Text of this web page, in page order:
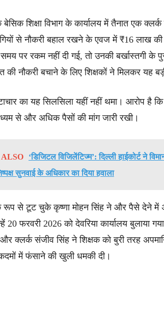
शिक्षा विभाग के कार्यालय में तैनात एक
से नौकरी बहाल रखने के एवज में ₹16 लाख की
पर रकम नहीं दी गई, तो उनकी बर्खास्तगी के
की नौकरी बचाने के लिए शिक्षकों ने मिलकर यह
का यह सिलसिला यहीं नहीं थमा। आरोप है
से और अधिक पैसों की मांग जारी रखी।
‘डिजिटल विजिलेंटिज्म’: दिल्ली हाईकोर्ट ने
सुनवाई के अधिकार का दिया हवाला
रूप से टूट चुके कृष्णा मोहन सिंह ने और पैसे देने में
20 फरवरी 2026 को देवरिया कार्यालय बुलाया
क्लर्क संजीव सिंह ने शिक्षक को बुरी तरह
में फंसाने की खुली धमकी दी।